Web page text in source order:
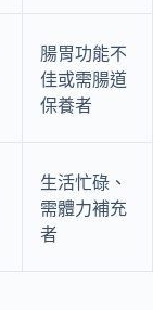
腸胃功能不
佳或需腸道
保養者
生活忙碌、
需體力補充
者